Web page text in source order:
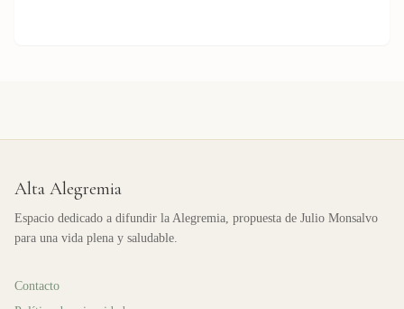
Alta Alegremia
Espacio dedicado a difundir la Alegremia, propuesta de Julio Monsalvo
para una vida plena y saludable.
Contacto